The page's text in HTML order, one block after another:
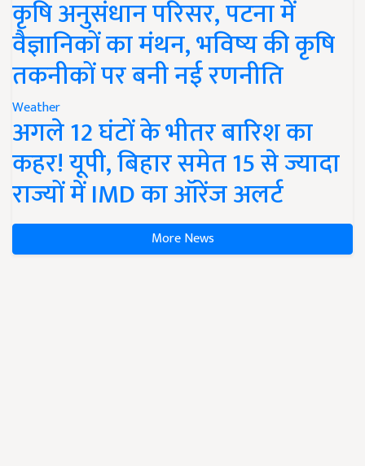
कृषि अनुसंधान परिसर, पटना में
वैज्ञानिकों का मंथन, भविष्य की कृषि
तकनीकों पर बनी नई रणनीति
Weather
अगले 12 घंटों के भीतर बारिश का
कहर! यूपी, बिहार समेत 15 से ज्यादा
राज्यों में IMD का ऑरेंज अलर्ट
More News